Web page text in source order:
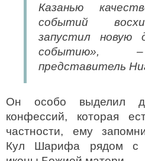
Казанью
событий
запустил новую
событию», –
представитель
Он особо выделил
конфессий, которая
частности, ему
Кул Шарифа рядом с